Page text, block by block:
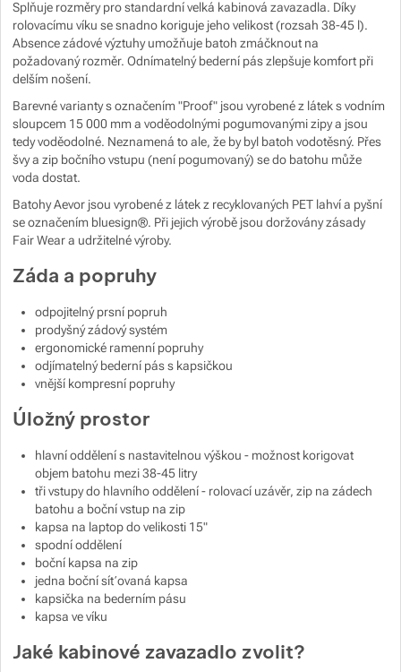
Splňuje rozměry pro standardní velká kabinová zavazadla. Díky
rolovacímu víku se snadno koriguje jeho velikost (rozsah 38-45 l).
Absence zádové výztuhy umožňuje batoh zmáčknout na
požadovaný rozměr. Odnímatelný bederní pás zlepšuje komfort při
delším nošení.
Barevné varianty s označením "Proof" jsou vyrobené z látek s vodním
sloupcem 15 000 mm a voděodolnými pogumovanými zipy a jsou
tedy voděodolné. Neznamená to ale, že by byl batoh vodotěsný. Přes
švy a zip bočního vstupu (není pogumovaný) se do batohu může
voda dostat.
Batohy Aevor jsou vyrobené z látek z recyklovaných PET lahví a pyšní
se označením bluesign®. Při jejich výrobě jsou doržovány zásady
Fair Wear a udržitelné výroby.
Záda a popruhy
odpojitelný prsní popruh
prodyšný zádový systém
ergonomické ramenní popruhy
odjímatelný bederní pás s kapsičkou
vnější kompresní popruhy
Úložný prostor
hlavní oddělení s nastavitelnou výškou - možnost korigovat
objem batohu mezi 38-45 litry
tři vstupy do hlavního oddělení - rolovací uzávěr, zip na zádech
batohu a boční vstup na zip
kapsa na laptop do velikosti 15"
spodní oddělení
boční kapsa na zip
jedna boční síťovaná kapsa
kapsička na bederním pásu
kapsa ve víku
Jaké kabinové zavazadlo zvolit?
Zobrazit více
Zobrazit více
Zobrazit více
Zobrazit více
Zobrazit více
Zobrazit více
Zobrazit více
Zobrazit více
Zobrazit více
Zobrazit více
Zobrazit více
Zobrazit více
Zobrazit více
Zobrazit více
Zobrazit více
Zobrazit více
Zobrazit více
Zobrazit více
Zobrazit více
Zobrazit více
Zobrazit více
Zobrazit více
Zobrazit více
Zobrazit více